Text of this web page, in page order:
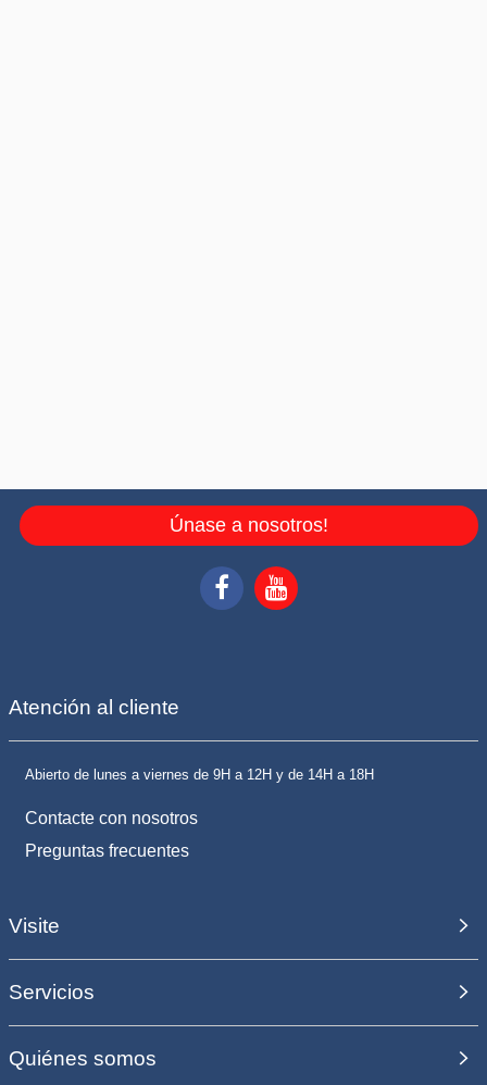
Únase a nosotros!
Atención al cliente
Abierto de lunes a viernes de 9H a 12H y de 14H a 18H
Contacte con nosotros
Preguntas frecuentes
Visite
Servicios
Quiénes somos